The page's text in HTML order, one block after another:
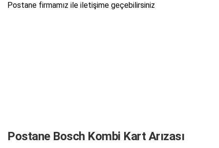
Postane firmamız ile iletişime geçebilirsiniz
Postane Bosch Kombi Kart Arızası